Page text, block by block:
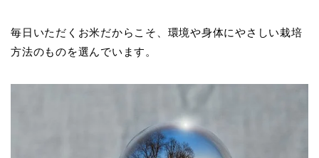
毎日いただくお米だからこそ、環境や身体にやさしい栽培
方法のものを選んでいます。